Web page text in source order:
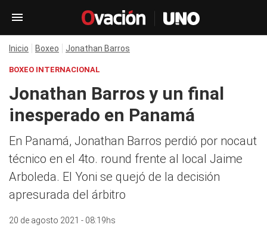
Inicio Boxeo Jonathan Barros
BOXEO INTERNACIONAL
Jonathan Barros y un final
inesperado en Panamá
En Panamá, Jonathan Barros perdió por nocaut
técnico en el 4to. round frente al local Jaime
Arboleda. El Yoni se quejó de la decisión
apresurada del árbitro
20 de agosto 2021 - 08:19hs